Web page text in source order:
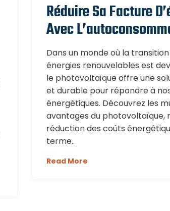
Réduire Sa Facture
Avec
Dans un monde où la
énergies renouvelables est
le photovoltaïque offre une
et durable pour répondre à
énergétiques. Découvrez les
avantages du photovoltaïque,
réduction des coûts
terme..
Read More